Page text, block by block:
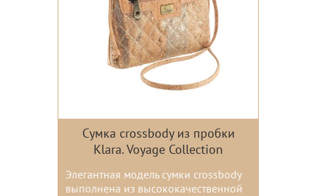
Сумка crossbody из пробки
Klara. Voyage Collection
Элегантная модель сумки crossbody
выполнена из высококачественной